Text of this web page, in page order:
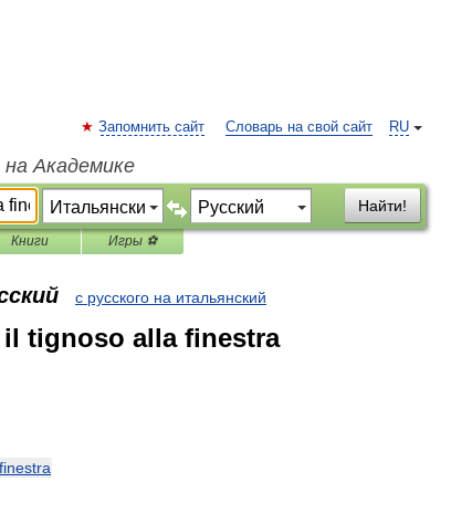
RU
Запомнить сайт Словарь на свой сайт
на Академике
Найти!
Книги Игры ⚽
с русского на итальянский
il tignoso alla finestra
finestra